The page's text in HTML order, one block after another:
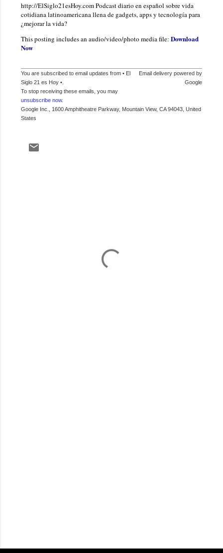
http://ElSiglo21esHoy.com Podcast diario en español sobre vida
cotidiana latinoamericana llena de gadgets, apps y tecnología para
¿mejorar la vida?
This posting includes an audio/video/photo media file: Download
Now
You are subscribed to email updates from • El
Siglo 21 es Hoy •.
To stop receiving these emails, you may
unsubscribe now.
Email delivery powered by
Google
Google Inc., 1600 Amphitheatre Parkway, Mountain View, CA 94043, United
States